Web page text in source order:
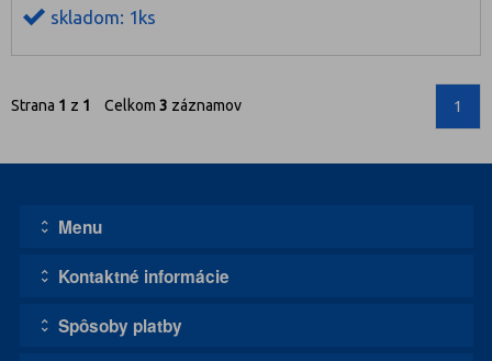
skladom: 1ks
Strana 1 z 1 Celkom 3 záznamov 1
Menu
Úvodná stránka
Obchodné podmienky
Kontaktné informácie
Adresa:
Spôsoby platby